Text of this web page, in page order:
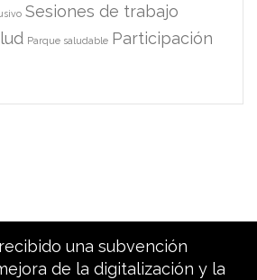
Sesiones de trabajo
Parque saludable Participación
una subvención
de la digitalización y la